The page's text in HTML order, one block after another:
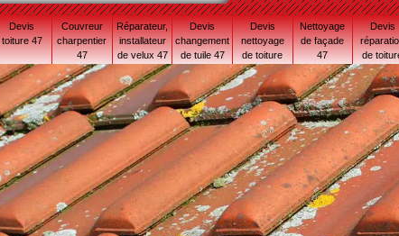
Devis
toiture 47
Couvreur
charpentier
47
Réparateur,
installateur
de velux 47
Devis
changement
de tuile 47
Devis
nettoyage
de toiture
47
Nettoyage
de façade
47
Devis
de
47 Lot-et-